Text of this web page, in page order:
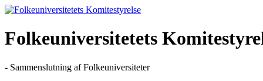
Skip
content
Folkeuniversitetets
- Sammenslutning af Folkeuniversiteter